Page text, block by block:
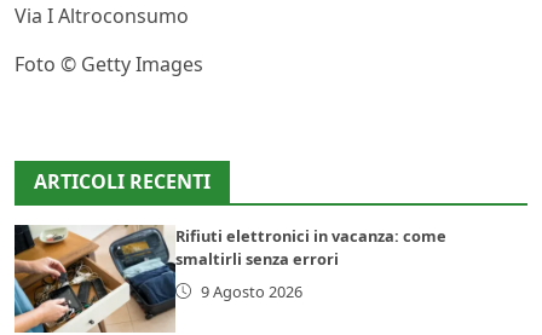
Via I Altroconsumo
Foto © Getty Images
ARTICOLI RECENTI
Rifiuti elettronici in vacanza: come
smaltirli senza errori
9 Agosto 2026